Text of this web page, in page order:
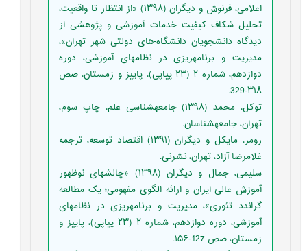
اعلامی، فرنوش و دیگران (۱۳۹۸) «از انتظار تا واقعیت،
تحلیل شکاف کیفیت خدمات آموزشی و پژوهشی از
دیدگاه دانشجویان دانشگاه-های دولتی شهر تهران»،
مدیریت و برنامه‏ریزی در نظام‏های آموزشی، دوره
دوازدهم، شماره ۲ (۲۳ پیاپی)، پاییز و زمستان، صص
۳۱۸-329.
توکل، محمد (۱۳۹۸) جامعه‏شناسی علم، چاپ سوم،
تهران، جامعه‏شناسان.
رومر، مایکل و دیگران (۱۳۹۱) اقتصاد توسعه، ترجمه
غلامرضا آزاد، تهران، نشرنی.
سلیمی، جمال و دیگران (۱۳۹۸) «چالش‏های نوظهور
آموزش عالی ایران و ارائه الگوی مفهومی؛ یک مطالعه
گراندد تئوری»، مدیریت و برنامه‏ریزی در نظام‏های
آموزشی، دوره دوازدهم، شماره ۲ (۲۳ پیاپی)، پاییز و
زمستان، صص 127-۱۵۶.